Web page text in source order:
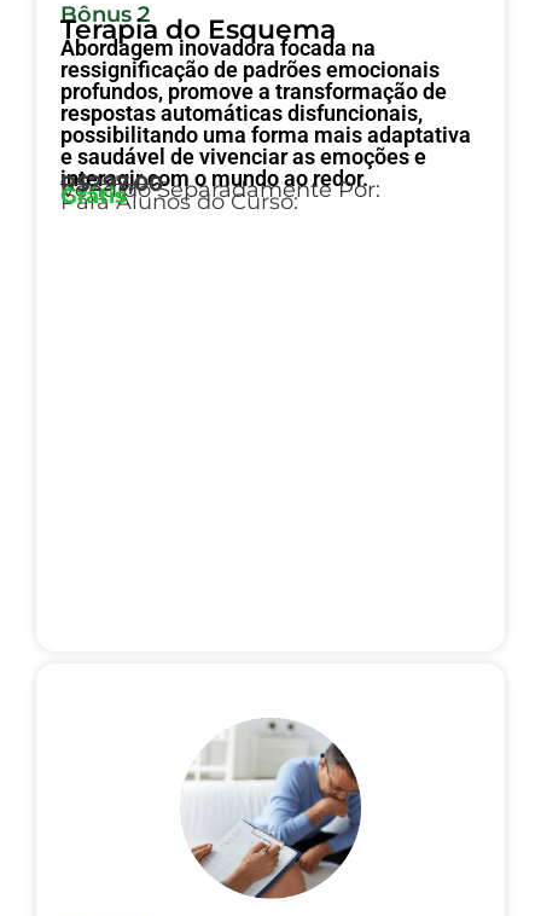
Bônus 2
Terapia do Esquema
Abordagem inovadora focada na
ressignificação de padrões emocionais
profundos, promove a transformação de
respostas automáticas disfuncionais,
possibilitando uma forma mais adaptativa
e saudável de vivenciar as emoções e
interagir com o mundo ao redor.
Vendido Separadamente Por:
R$297,00
Para Alunos do Curso:
Grátis